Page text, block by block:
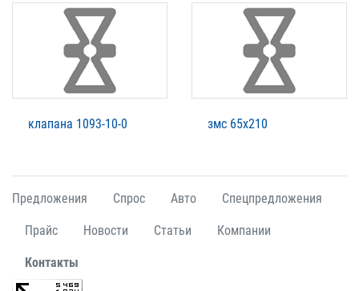
клапана 1093-10-0 змс 65х210
Предложения Спрос Авто Спецпредложения
Прайс Новости Статьи Компании
Контакты